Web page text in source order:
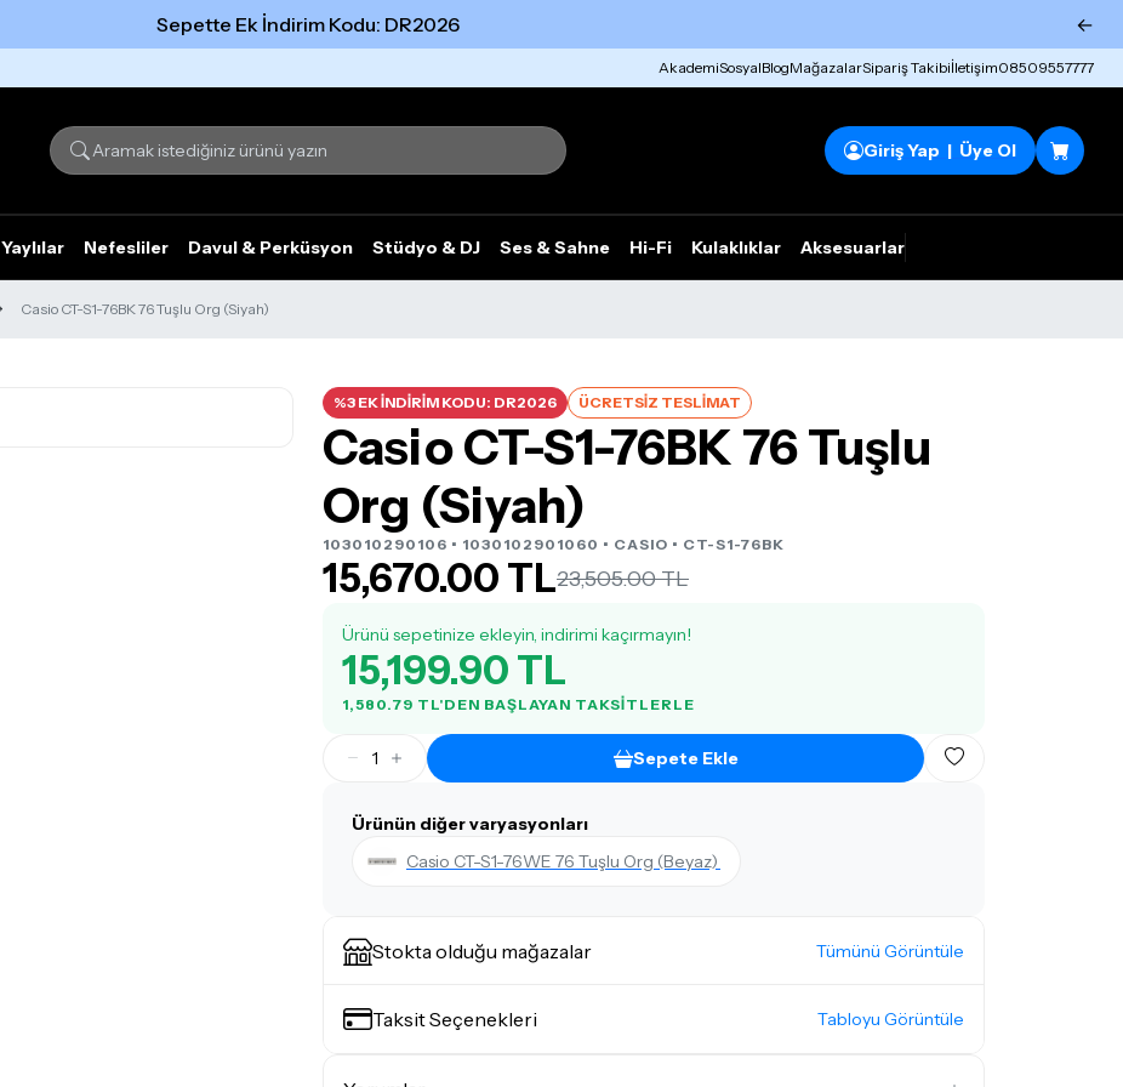
Sepette Ek İndirim Kodu: DR2026 ←
AkademiSosyalBlogMağazalarSipariş Takibiİletişim08509557777
Giriş Yap | Üye Ol
Yaylılar Nefesliler Davul & Perküsyon Stüdyo & DJ Ses & Sahne Hi-Fi Kulaklıklar Aksesuarlar
Casio CT-S1-76BK 76 Tuşlu Org (Siyah)
%3 EK İNDİRİM KODU: DR2026 ÜCRETSİZ TESLİMAT
Casio CT-S1-76BK 76 Tuşlu
Org (Siyah)
103010290106 • 1030102901060 • CASIO • CT-S1-76BK
15,670.00 TL23,505.00 TL
Ürünü sepetinize ekleyin, indirimi kaçırmayın!
15,199.90 TL
1,580.79 TL'DEN BAŞLAYAN TAKSITLERLE
1 Sepete Ekle
Ürünün diğer varyasyonları
Casio CT-S1-76WE 76 Tuşlu Org (Beyaz)
Stokta olduğu mağazalar Tümünü Görüntüle
Taksit Seçenekleri Tabloyu Görüntüle
Tümünü gör